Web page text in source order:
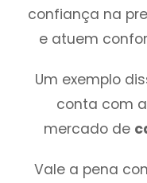
confiança na
e atuem
Um exemplo
conta com
mercado de
Vale a pena